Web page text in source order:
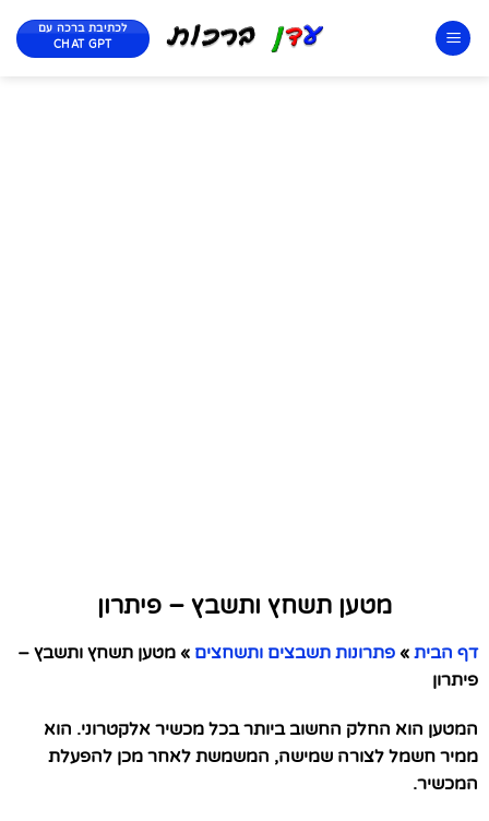
לכתיבת ברכה עם
CHAT GPT
מטען תשחץ ותשבץ – פיתרון
דף הבית » פתרונות תשבצים ותשחצים » מטען תשחץ ותשבץ –
פיתרון
המטען הוא החלק החשוב ביותר בכל מכשיר אלקטרוני. הוא
ממיר חשמל לצורה שמישה, המשמשת לאחר מכן להפעלת
המכשיר.